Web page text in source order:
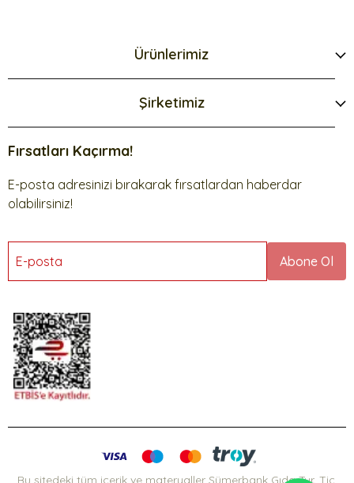
Ürünlerimiz
Şirketimiz
Fırsatları Kaçırma!
E-posta adresinizi bırakarak fırsatlardan haberdar
olabilirsiniz!
E-posta Abone Ol
Bu sitedeki tüm içerik ve materyaller Sümerbank Gıda Tur. Tic.